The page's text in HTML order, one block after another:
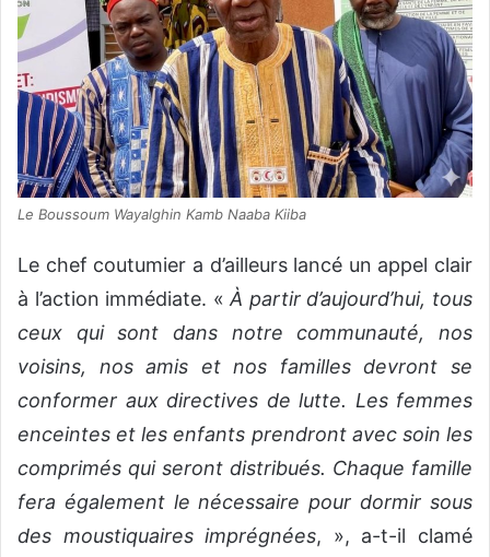
Le Boussoum Wayalghin Kamb Naaba Kiiba
Le chef coutumier a d’ailleurs lancé un appel clair
à l’action immédiate. «À partir d’aujourd’hui, tous
ceux qui sont dans notre communauté, nos
voisins, nos amis et nos familles devront se
conformer aux directives de lutte. Les femmes
enceintes et les enfants prendront avec soin les
comprimés qui seront distribués. Chaque famille
fera également le nécessaire pour dormir sous
des moustiquaires imprégnées, », a-t-il clamé